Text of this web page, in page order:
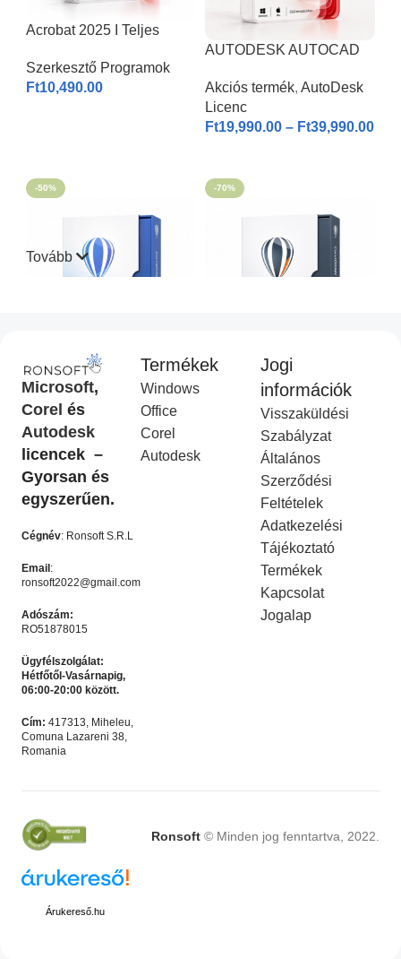
Acrobat 2025 I Teljes
Szerkesztő Programok
Ft10,490.00
AUTODESK AUTOCAD
1-3 éves licenc I
Akciós termék, AutoDesk
Licenc
Ft19,990.00 – Ft39,990.00
-50%
CorelDraw Standard 2021
I
Corel Licenc
Akciós
termék
Ft19,990.00 Ft 9,990.00
KOSÁRBA HELYEZÉS
-70%
CorelDraw Technical Suite
Akciós termék
49,990.00 Ft14,990.00
KOSÁRBA HELYEZÉS
Professional Plus
Akciós termék, Microsoft
Tovább
Microsoft,
Corel és
Autodesk
licencek –
Gyorsan és
egyszerűen.
Cégnév: Ronsoft S.R.L
Email :
ronsoft2022@gmail.com
Adószám:
RO51878015
Ügyfélszolgálat:
Hétfőtől-Vasárnapig,
06:00-20:00 között.
Cím: 417313, Miheleu,
Comuna Lazareni 38,
Romania
Termékek
Windows
Office
Corel
Autodesk
Jogi
információk
Visszaküldési
Szabályzat
Általános
Szerződési
Feltételek
Adatkezelési
Tájékoztató
Termékek
Kapcsolat
Jogalap
Ronsoft © Minden jog fenntartva, 2022.
Árukereső.hu